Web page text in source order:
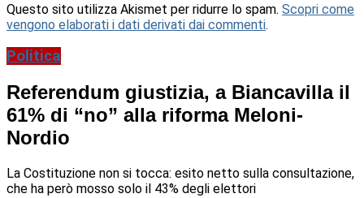
Questo sito utilizza Akismet per ridurre lo spam. Scopri come
vengono elaborati i dati derivati dai commenti.
Politica
Referendum giustizia, a Biancavilla il
61% di “no” alla riforma Meloni-
Nordio
La Costituzione non si tocca: esito netto sulla consultazione,
che ha però mosso solo il 43% degli elettori